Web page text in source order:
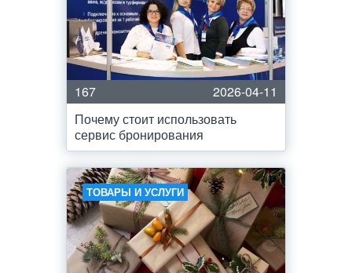
167
2026-04-11
Почему стоит использовать
сервис бронирования
ТОВАРЫ И УСЛУГИ